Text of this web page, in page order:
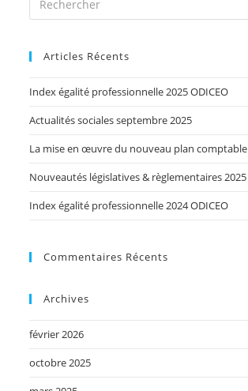
Articles Récents
Index égalité professionnelle 2025 ODICEO
Actualités sociales septembre 2025
La mise en œuvre du nouveau plan comptable
Nouveautés législatives & règlementaires 2025
Index égalité professionnelle 2024 ODICEO
Commentaires Récents
Archives
février 2026
octobre 2025